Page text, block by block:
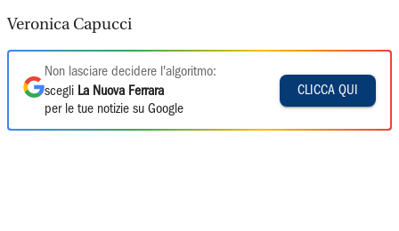
Veronica Capucci
Non lasciare decidere l'algoritmo:
scegli La Nuova Ferrara
per le tue notizie su Google
CLICCA QUI